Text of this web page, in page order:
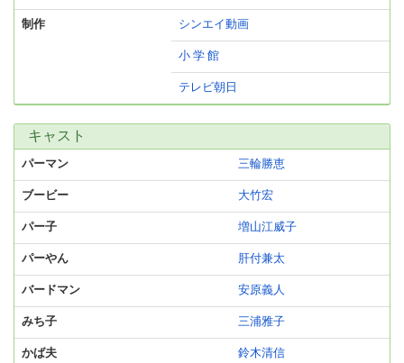
制作 シンエイ動画
小 学 館
テレビ朝日
キャスト
パーマン 三輪勝恵
ブービー 大竹宏
パー子 増山江威子
パーやん 肝付兼太
バードマン 安原義人
みち子 三浦雅子
かば夫 鈴木清信